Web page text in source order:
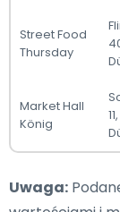
Street Food
Thursday
Market Hall
König
Uwaga: